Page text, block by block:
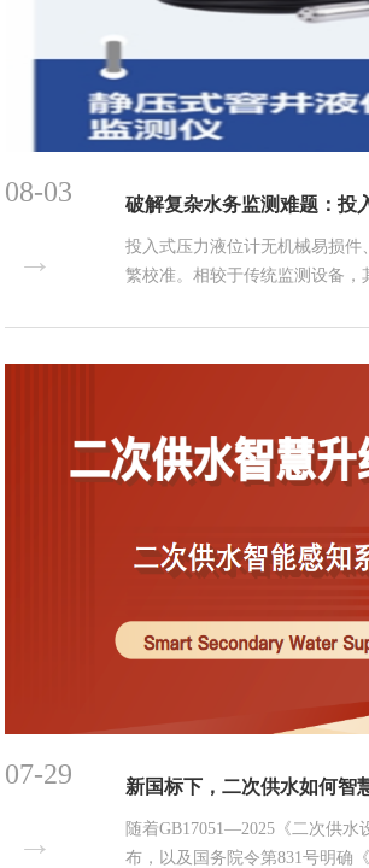
08-03
→
投入式压力液位计无机械易损件
繁校准。相较于传统监测设备，
化、无人化、数字化转型的当下
硬核的环境适配能力、稳定的数
07-29
→
随着GB17051—2025《二次供水
布，以及国务院令第831号明确